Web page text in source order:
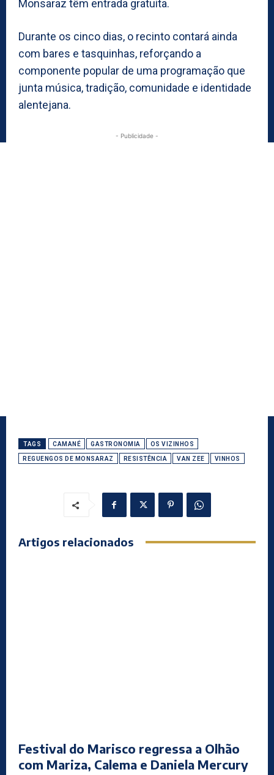
Monsaraz têm entrada gratuita.
Durante os cinco dias, o recinto contará ainda
com bares e tasquinhas, reforçando a
componente popular de uma programação que
junta música, tradição, comunidade e identidade
alentejana.
- Publicidade -
TAGS CAMANÉ GASTRONOMIA OS VIZINHOS
REGUENGOS DE MONSARAZ RESISTÊNCIA VAN ZEE VINHOS
Artigos relacionados
Festival do Marisco regressa a Olhão
com Mariza, Calema e Daniela Mercury